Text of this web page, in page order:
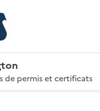
de permis et certificats